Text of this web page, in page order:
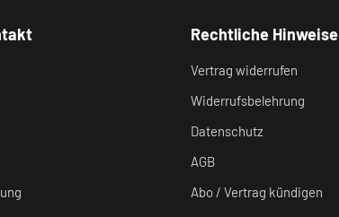
Rechtliche Hinweise
Vertrag widerrufen
Widerrufsbelehrung
Datenschutz
AGB
Abo / Vertrag kündigen